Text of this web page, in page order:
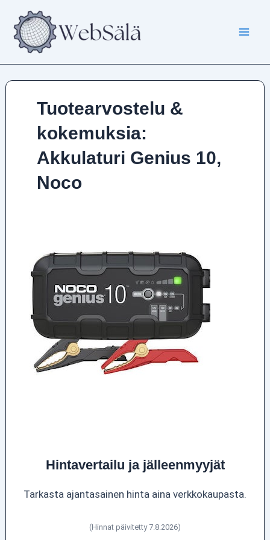
sisältöön
Tuotearvostelu &
kokemuksia:
Akkulaturi Genius 10,
Noco
Hintavertailu ja jälleenmyyjät
Tarkasta ajantasainen hinta aina verkkokaupasta.
(Hinnat päivitetty 7.8.2026)